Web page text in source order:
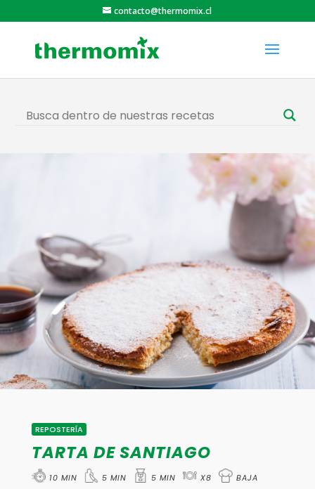
contacto@thermomix.cl
REPOSTERÍA
TARTA DE SANTIAGO
10 MIN 5 MIN 5 MIN X8 BAJA